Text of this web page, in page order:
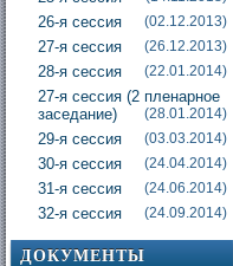
26-я сессия (02.12.2013)
27-я сессия (26.12.2013)
28-я сессия (22.01.2014)
27-я сессия (2 пленарное
заседание)
(28.01.2014)
29-я сессия (03.03.2014)
30-я сессия (24.04.2014)
31-я сессия (24.06.2014)
32-я сессия (24.09.2014)
ДОКУМЕНТЫ